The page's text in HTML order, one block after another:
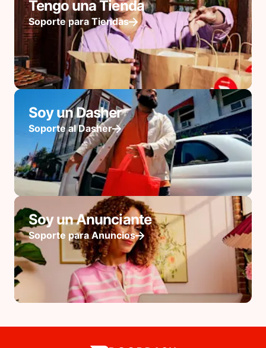
Tengo una Tienda
Soporte para Tiendas
Soy un Dasher
Soporte al Dasher
Soy un Anunciante
Soporte para Anuncios